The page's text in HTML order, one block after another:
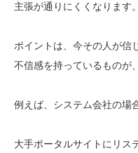
主張が通りにくくなります。
ポイントは、今その人が信
不信感を持っているものが
例えば、システム会社の場
大手ポータルサイトにリス